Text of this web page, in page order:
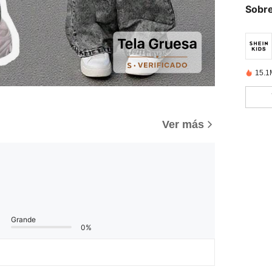
Ver más
Grande
0%